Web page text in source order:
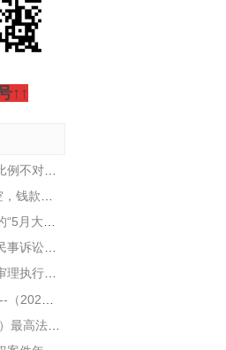
↑↑
《最高人民法院关于民事诉讼证据的若干规定》第三十六条 人民法院对鉴定人出具的鉴定书，应当审查是否具有下列内容：(一)委托法院的名称；(二)委托鉴定的内容、要求；(三)鉴定材料；(四)鉴定所依据的原理、方法；(五)对鉴定过程的说明；(六)鉴定意见；(七 )承诺书。鉴定书应当由鉴定人签名或者盖章，并附鉴定人的相应资格证明。委托机构鉴定的，鉴定书应当由鉴定机构盖章，并由从事鉴定的人员签名。《最高人民法院关于民事诉讼证据的若干规定》第四十条 当事人申请重新鉴定，存在下列情形之一的，人民法院应当准许：（一）鉴定人不具备相应资格的；（二）鉴定程序严重违法的；（三）鉴定意见明显依据不足的；（四）鉴定意见不能作为证据使用的其他情形。存在前款第一项至第三项情形的，鉴定人已经收取的鉴定费用应当退还。拒不退还的，依照本规定第八十一条第二款的规定处理。对鉴定意见的瑕疵，可以通过补正、补充鉴定、或者补充质证、重新质证等方法解决的，人民法院不予准许重新鉴定的申请。重新鉴定的，原鉴定意见不得作为认定案件事实的根据。【关于鉴定的问与答】问：鉴定需要哪些材料？（当事人需提交）答：鉴定申请书、起诉状、申请人身份证明（代理人手续）、证据材料（以交通事故责任纠纷案件为例：《道路交通事故认定书》、就诊病历及影像学片等/车辆受损情况说明及图片、当事人驾驶证、行驶证等）鉴定材料原件尽可能准备齐全后递交法院，便于法院高效组织双方进行质证。问：鉴定机构该怎么选择？答：①协商确定（以双方商定的有资质的鉴定机构为准）。②双方不能协商确定的，可要求法院指定鉴定机构或法院摇号确定鉴定机构。问：鉴定费用谁来出？答： 鉴定费用是由申请人预交给鉴定机构的，无需支付给人民法院。费用数额以鉴定机构通知为准。鉴定费用必须依通知按时缴纳，否则可能导致鉴定程序无法启动。问：鉴定需要多长时间才能出结果？答： 根据鉴定事项的难易程度、鉴定材料准备情况，确定合理的鉴定期限，一般案件鉴定时限不超过30个工作日，重大、疑难、复杂案件鉴定时限不超过60个工作日。鉴定机构、鉴定人因特殊情况需要延长鉴定期限的，应当提出书面申请，人民法院可以根据具体情况决定是否延长鉴定期限。
《最高人民法院关于审理执行异议之诉案件适用法律问题的解释》---法释〔2025〕10号第十二条 执行法院冻结被执行的房地产开发企业的预售资金监管账户，案外人以其已向该账户交付购房款，且房屋买卖合同已经解除为由，提起执行异议之诉，请求排除相应购房款的强制执行并申请向其发放，事由成立的，人民法院应予支持。执行法院对被执行的房地产开发企业的建筑物及其占用范围内建设用地使用权实施强制执行，符合前条第一款第一项、第三项规定的商品房消费者因房屋不能交付且无实际交付可能导致房屋买卖合同已经解除，提起执行异议之诉，请求在建筑物及其建设用地使用权的变价款中排除相对应的强制执行并申请向其发放的，人民法院应予支持。